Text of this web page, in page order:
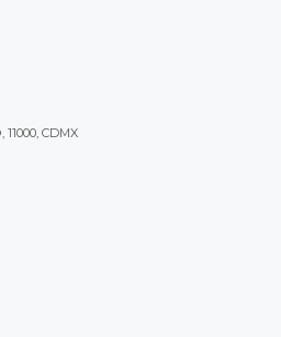
CDMX